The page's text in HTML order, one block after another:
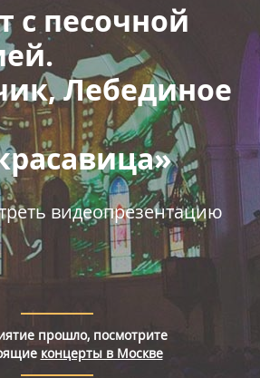
билетов
с песочной
Лебединое
видеопрезентацию
прошло, посмотрите
концерты в Москве